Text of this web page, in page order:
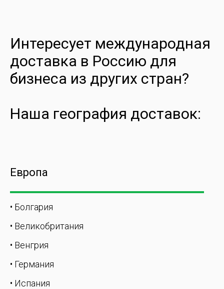
Интересует международная
доставка в Россию для
бизнеса из других стран?
Наша география доставок:
Европа
• Болгария
• Великобритания
• Венгрия
• Германия
• Испания